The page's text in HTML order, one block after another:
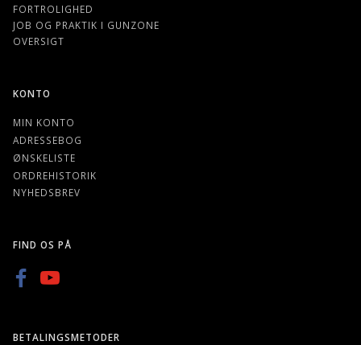
FORTROLIGHED
JOB OG PRAKTIK I GUNZONE
OVERSIGT
KONTO
MIN KONTO
ADRESSEBOG
ØNSKELISTE
ORDREHISTORIK
NYHEDSBREV
FIND OS PÅ
BETALINGSMETODER